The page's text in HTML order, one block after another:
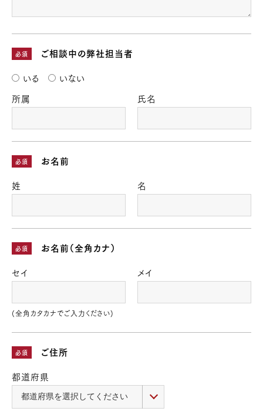
必須 ご相談中の弊社担当者
いる
いない
所属
氏名
必須 お名前
姓 名
必須 お名前（全角カナ）
セイ メイ
(全角カタカナでご入力ください)
必須 ご住所
都道府県